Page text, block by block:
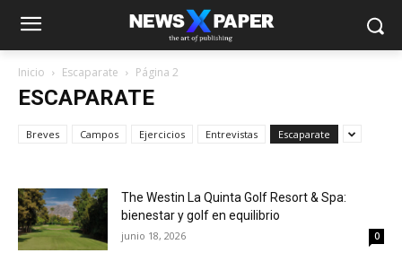
Inicio Escaparate Página 2
ESCAPARATE
Breves Campos Ejercicios Entrevistas Escaparate
The Westin La Quinta Golf Resort & Spa:
bienestar y golf en equilibrio
junio 18, 2026 0